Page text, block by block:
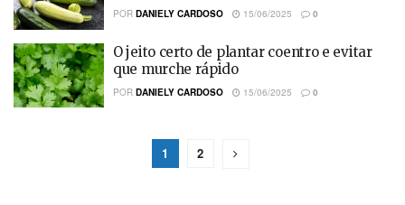
POR DANIELY CARDOSO 15/06/2025 0
O jeito certo de plantar coentro e evitar
que murche rápido
POR DANIELY CARDOSO 15/06/2025 0
1 2